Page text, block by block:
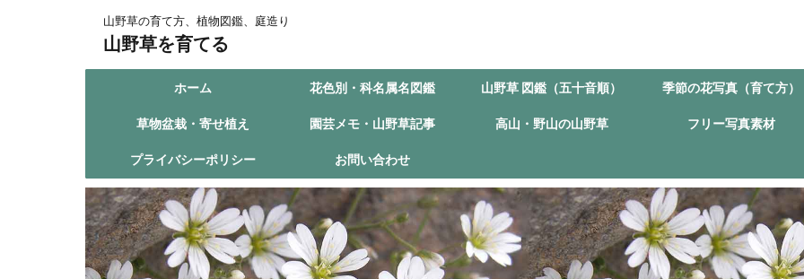
山野草の育て方、植物図鑑、庭造り
山野草を育てる
ホーム 花色別・科名属名図鑑 山野草 図鑑（五十音順） 季節の花写真（育て方）
草物盆栽・寄せ植え 園芸メモ・山野草記事 高山・野山の山野草 フリー写真素材
プライバシーポリシー お問い合わせ